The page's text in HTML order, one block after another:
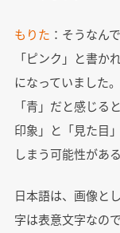
もりた ：そうなん
「ピンク」と書か
になっていました
「青」だと感じる
印象」と「見た目
しまう可能性がある
日本語は、画像と
字は表意文字なの